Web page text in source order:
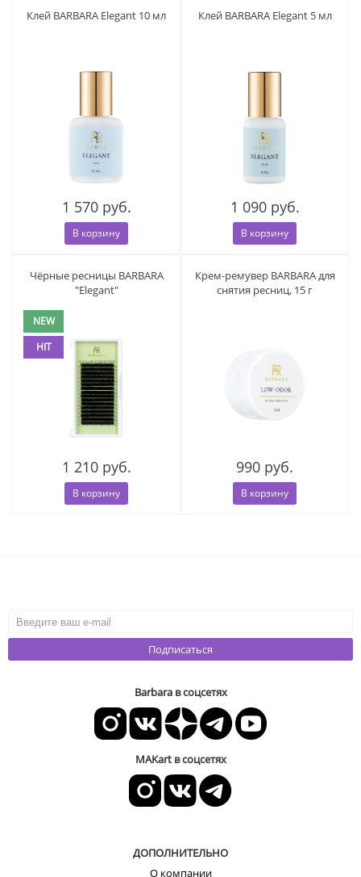
Клей BARBARA Elegant 10 мл
1 570 руб.
В корзину
Клей BARBARA Elegant 5 мл
1 090 руб.
В корзину
Чёрные ресницы BARBARA
"Elegant"
NEW
HIT
1 210 руб.
В корзину
Крем-ремувер BARBARA для
снятия ресниц, 15 г
990 руб.
В корзину
Подписаться
Barbara в соцсетях
MAKart в соцсетях
ДОПОЛНИТЕЛЬНО
О компании